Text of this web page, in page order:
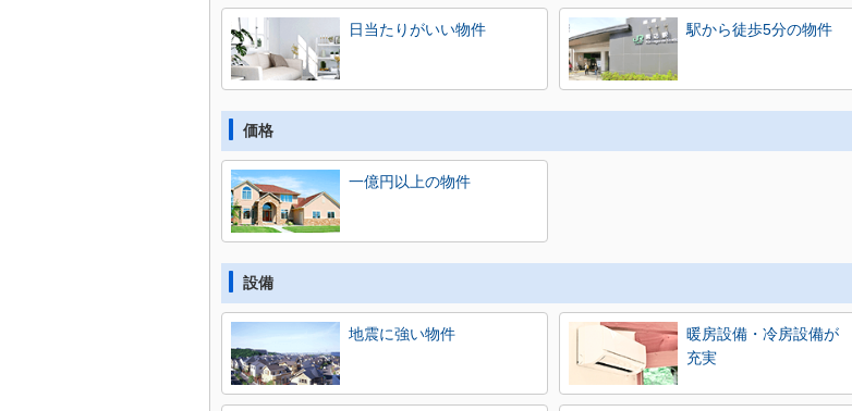
日当たりがいい物件 駅から徒歩5分の物件
価格
一億円以上の物件
設備
地震に強い物件
暖房設備・冷房設備が
充実